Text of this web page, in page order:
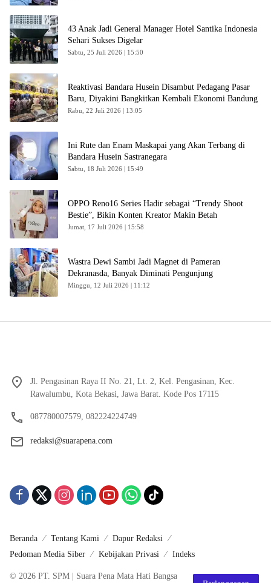
43 Anak Jadi General Manager Hotel Santika Indonesia
Sehari Sukses Digelar
Sabtu, 25 Juli 2026 | 15:50
Reaktivasi Bandara Husein Disambut Pedagang Pasar
Baru, Diyakini Bangkitkan Kembali Ekonomi Bandung
Rabu, 22 Juli 2026 | 13:05
Ini Rute dan Enam Maskapai yang Akan Terbang di
Bandara Husein Sastranegara
Sabtu, 18 Juli 2026 | 15:49
OPPO Reno16 Series Hadir sebagai “Trendy Shoot
Bestie”, Bikin Konten Kreator Makin Betah
Jumat, 17 Juli 2026 | 15:58
Wastra Dewi Sambi Jadi Magnet di Pameran
Dekranasda, Banyak Diminati Pengunjung
Minggu, 12 Juli 2026 | 11:12
Jl. Pengasinan Raya II No. 21, Lt. 2, Kel. Pengasinan, Kec.
Rawalumbu, Kota Bekasi, Jawa Barat. Kode Pos 17115
087780007579, 082224224749
redaksi@suarapena.com
Beranda Tentang Kami
Dapur Redaksi
Pedoman Media Siber
Kebijakan Privasi Indeks
© 2026 PT. SPM | Suara Pena Mata Hati Bangsa